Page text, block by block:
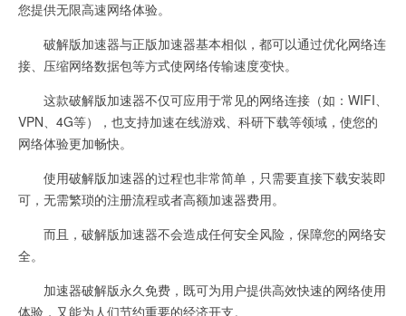
您提供无限高速网络体验。
破解版加速器与正版加速器基本相似，都可以通过优化网络连
接、压缩网络数据包等方式使网络传输速度变快。
这款破解版加速器不仅可应用于常见的网络连接（如：WIFI、
VPN、4G等），也支持加速在线游戏、科研下载等领域，使您的
网络体验更加畅快。
使用破解版加速器的过程也非常简单，只需要直接下载安装即
可，无需繁琐的注册流程或者高额加速器费用。
而且，破解版加速器不会造成任何安全风险，保障您的网络安
全。
加速器破解版永久免费，既可为用户提供高效快速的网络使用
体验，又能为人们节约重要的经济开支。